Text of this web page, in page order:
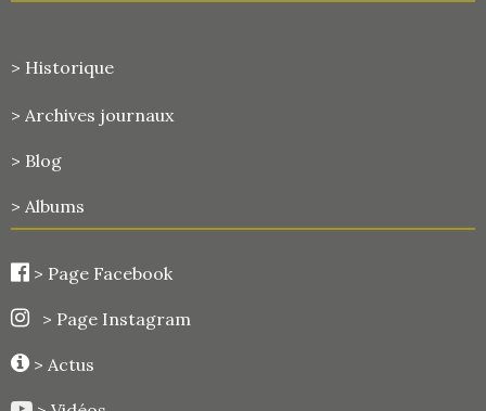
> Historique
> Archives journaux
> Blog
> Albums
> Page Facebook
> Page Instagram
> Actus